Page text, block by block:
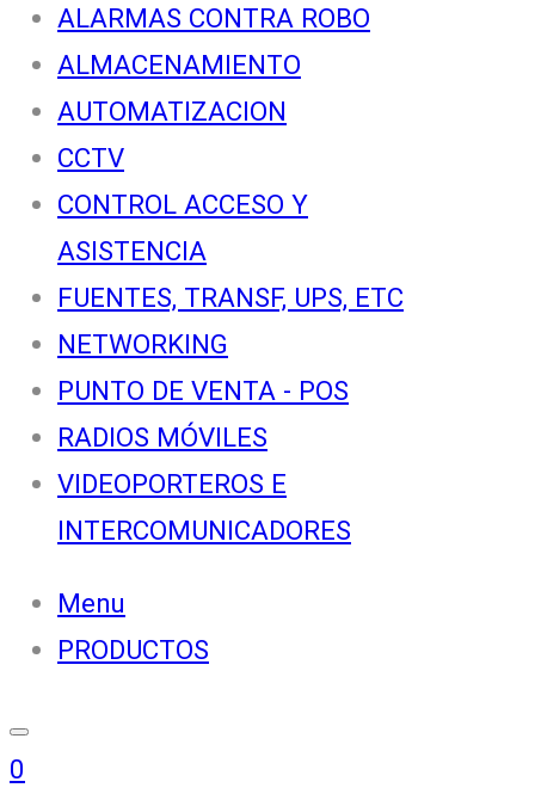
ALARMAS CONTRA ROBO
ALMACENAMIENTO
AUTOMATIZACION
CCTV
CONTROL ACCESO Y
ASISTENCIA
FUENTES, TRANSF, UPS, ETC
NETWORKING
PUNTO DE VENTA - POS
RADIOS MÓVILES
VIDEOPORTEROS E
INTERCOMUNICADORES
Menu
PRODUCTOS
0